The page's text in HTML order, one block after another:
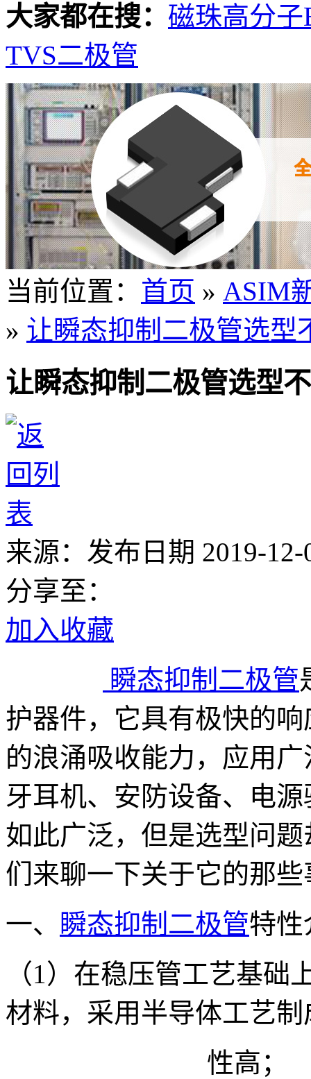
大家都在搜： 磁珠高分子
TVS二极管
当前位置： 首页 » ASIM
» 让瞬态抑制二极管选型
让瞬态抑制二极管选型
来源： 发布日期 2019-12-
分享至：
加入收藏
瞬态抑制二极管
护器件，它具有极快的
的浪涌吸收能力，应用
牙耳机、安防设备、电
如此广泛，但是选型问
们来聊一下关于它的那些
一、
瞬态抑制二极管特性
（1）在稳压管工艺基础
材料，采用半导体工艺
性高；